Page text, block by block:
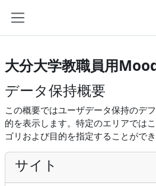
大分大学教職員用
データ保持概要
この概要ではユーザデータ保持のデ
的を表示します。特定のエリアでは
ゴリおよび目的を指定することができ
サイト